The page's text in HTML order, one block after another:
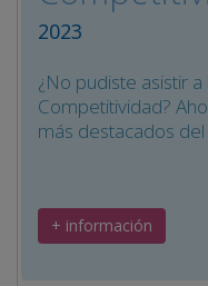
2023
¿No pudiste asistir
Competitividad?
más destacados
+ información